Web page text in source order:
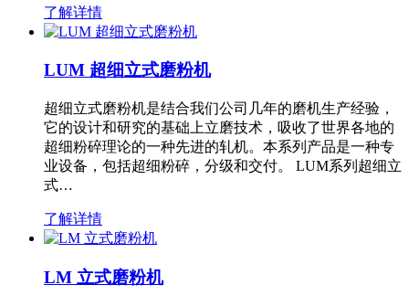
了解详情
LUM 超细立式磨粉机
超细立式磨粉机是结合我们公司几年的磨机生产经验，
它的设计和研究的基础上立磨技术，吸收了世界各地的
超细粉碎理论的一种先进的轧机。本系列产品是一种专
业设备，包括超细粉碎，分级和交付。 LUM系列超细立
式…
了解详情
LM 立式磨粉机